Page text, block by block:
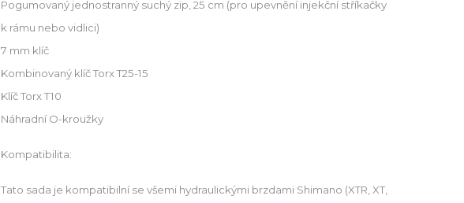
Pogumovaný jednostranný suchý zip, 25 cm (pro upevnění injekční stříkačky
k rámu nebo vidlici)
7 mm klíč
Kombinovaný klíč Torx T25-15
Klíč Torx T10
Náhradní O-kroužky
Kompatibilita:
Tato sada je kompatibilní se všemi hydraulickými brzdami Shimano (XTR, XT,